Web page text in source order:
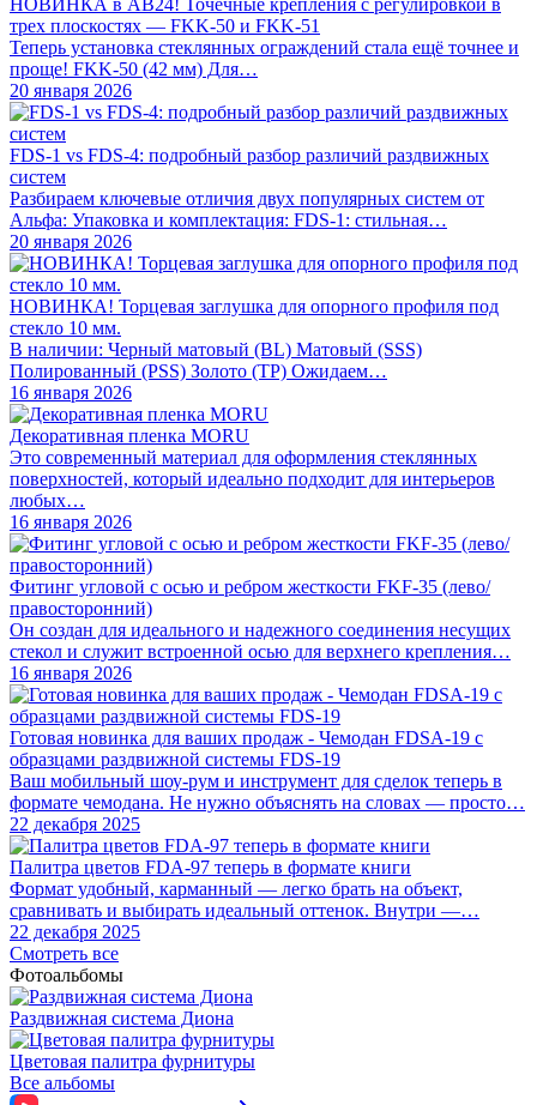
НОВИНКА в АВ24! Точечные крепления с регулировкой в
трех плоскостях — FKK-50 и FKK-51
Теперь установка стеклянных ограждений стала ещё точнее и
проще! FKK-50 (42 мм) Для…
20 января 2026
FDS-1 vs FDS-4: подробный разбор различий раздвижных
систем
Разбираем ключевые отличия двух популярных систем от
Альфа: Упаковка и комплектация: FDS-1: стильная…
20 января 2026
НОВИНКА! Торцевая заглушка для опорного профиля под
стекло 10 мм.
В наличии: Черный матовый (BL) Матовый (SSS)
Полированный (PSS) Золото (TP) Ожидаем…
16 января 2026
Декоративная пленка MORU
Это современный материал для оформления стеклянных
поверхностей, который идеально подходит для интерьеров
любых…
16 января 2026
Фитинг угловой с осью и ребром жесткости FKF-35 (лево/
правосторонний)
Он создан для идеального и надежного соединения несущих
стекол и служит встроенной осью для верхнего крепления…
16 января 2026
Готовая новинка для ваших продаж - Чемодан FDSA-19 с
образцами раздвижной системы FDS‑19
Ваш мобильный шоу-рум и инструмент для сделок теперь в
формате чемодана. Не нужно объяснять на словах — просто…
22 декабря 2025
Палитра цветов FDA-97 теперь в формате книги
Формат удобный, карманный — легко брать на объект,
сравнивать и выбирать идеальный оттенок. Внутри —…
22 декабря 2025
Смотреть все
Фотоальбомы
Раздвижная система Диона
Цветовая палитра фурнитуры
Все альбомы